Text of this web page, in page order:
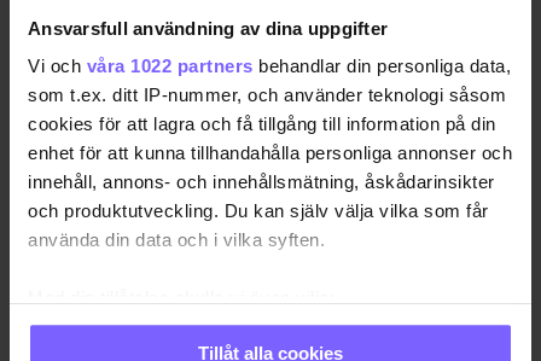
Ansvarsfull användning av dina uppgifter
Vi och våra 1022 partners behandlar din personliga data,
som t.ex. ditt IP-nummer, och använder teknologi såsom
cookies för att lagra och få tillgång till information på din
enhet för att kunna tillhandahålla personliga annonser och
innehåll, annons- och innehållsmätning, åskådarinsikter
och produktutveckling. Du kan själv välja vilka som får
använda din data och i vilka syften.
Samla in information om din geografiska plats
Tillåt alla cookies
KÖPENHAMN PRIDE PRIDE 2023
DELA DEN HÄR ARTIKELN